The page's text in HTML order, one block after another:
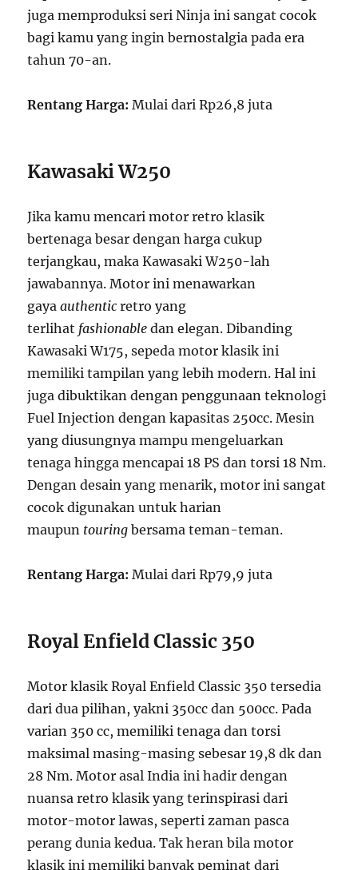
juga memproduksi seri Ninja ini sangat cocok
bagi kamu yang ingin bernostalgia pada era
tahun 70-an.
Rentang Harga:Mulai dari Rp26,8 juta
Kawasaki W250
Jika kamu mencari motor retro klasik
bertenaga besar dengan harga cukup
terjangkau, maka Kawasaki W250-lah
jawabannya. Motor ini menawarkan
gayaauthenticretro yang
terlihat fashionabledan elegan. Dibanding
Kawasaki W175, sepeda motor klasik ini
memiliki tampilan yang lebih modern. Hal ini
juga dibuktikan dengan penggunaan teknologi
Fuel Injection dengan kapasitas 250cc. Mesin
yang diusungnya mampu mengeluarkan
tenaga hingga mencapai 18 PS dan torsi 18 Nm.
Dengan desain yang menarik, motor ini sangat
cocok digunakan untuk harian
maupun touringbersama teman-teman.
Rentang Harga:Mulai dari Rp79,9 juta
Royal Enfield Classic 350
Motor klasik Royal Enfield Classic 350 tersedia
dari dua pilihan, yakni 350cc dan 500cc. Pada
varian 350 cc, memiliki tenaga dan torsi
maksimal masing-masing sebesar 19,8 dk dan
28 Nm. Motor asal India ini hadir dengan
nuansa retro klasik yang terinspirasi dari
motor-motor lawas, seperti zaman pasca
perang dunia kedua. Tak heran bila motor
klasik ini memiliki banyak peminat dari